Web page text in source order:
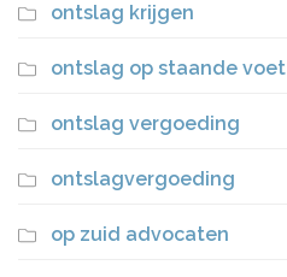
ontslag krijgen
ontslag op staande voet
ontslag vergoeding
ontslagvergoeding
op zuid advocaten